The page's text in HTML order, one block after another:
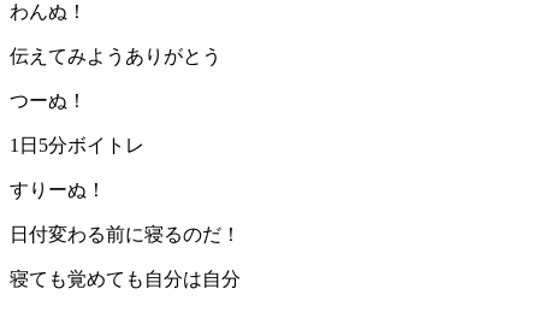
わんぬ！
伝えてみようありがとう
つーぬ！
1日5分ボイトレ
すりーぬ！
日付変わる前に寝るのだ！
寝ても覚めても自分は自分